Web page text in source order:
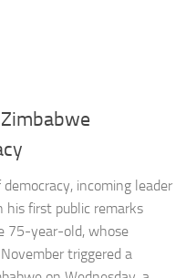
incoming leader
his first public remarks
75-year-old, whose
triggered a